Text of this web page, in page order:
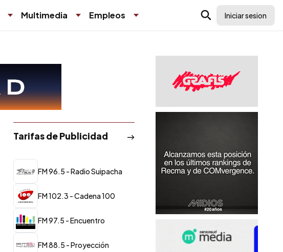
Multimedia Empleos Iniciar sesion
Tarifas de Publicidad
FM 96.5 - Radio Suipacha
FM 102.3 - Cadena 100
FM 97.5 - Encuentro
FM 88.5 - Proyección